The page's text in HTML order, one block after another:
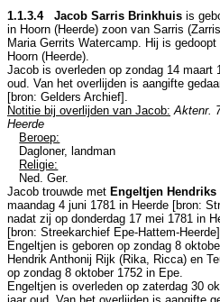
1.1.3.4 Jacob Sarris Brinkhuis is
in Hoorn (Heerde) zoon van Sarris
Maria Gerrits Watercamp. Hij is
Hoorn (Heerde).
Jacob is overleden op zondag 14 maart
oud. Van het overlijden is aangifte
[bron: Gelders Archief].
Notitie bij overlijden van Jacob: Aktenr.
Heerde
Beroep:
Dagloner, landman
Religie:
Ned. Ger.
Jacob trouwde met Engeltjen Hendriks
maandag 4 juni 1781 in Heerde [bron:
nadat zij op donderdag 17 mei 1781 in
[bron: Streekarchief Epe-Hattem-Heerde
Engeltjen is geboren op zondag 8
Hendrik Anthonij Rijk (Rika, Ricca) en
op zondag 8 oktober 1752 in Epe.
Engeltjen is overleden op zaterdag 30